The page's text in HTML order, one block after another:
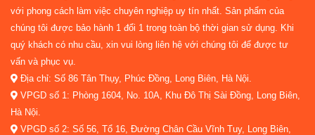
với phong cách làm việc chuyên nghiệp uy tín nhất. Sản phẩm của
chúng tôi được bảo hành 1 đổi 1 trong toàn bộ thời gian sử dụng. Khi
quý khách có nhu cầu, xin vui lòng liên hệ với chúng tôi để được tư
vấn và phục vụ.
Địa chỉ: Số 86 Tân Thụy, Phúc Đồng, Long Biên, Hà Nội.
VPGD số 1: Phòng 1604, No. 10A, Khu Đô Thị Sài Đồng, Long Biên,
Hà Nội.
VPGD số 2: Số 56, Tổ 16, Đường Chân Cầu Vĩnh Tuy, Long Biên,